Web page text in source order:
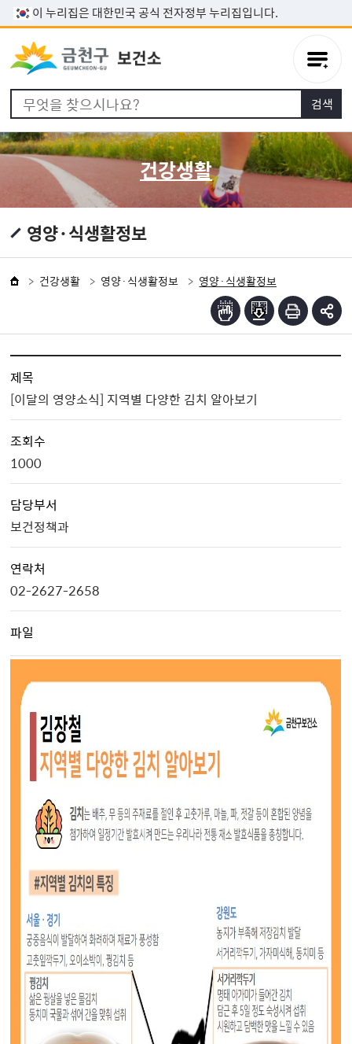
본문 바로가기
이 누리집은 대한민국 공식 전자정부 누리집입니다.
건강생활
영양·식생활정보
건강생활 영양·식생활정보 영양·식생활정보
제목
[이달의 영양소식] 지역별 다양한 김치 알아보기
조회수
1000
담당부서
보건정책과
연락처
02-2627-2658
파일